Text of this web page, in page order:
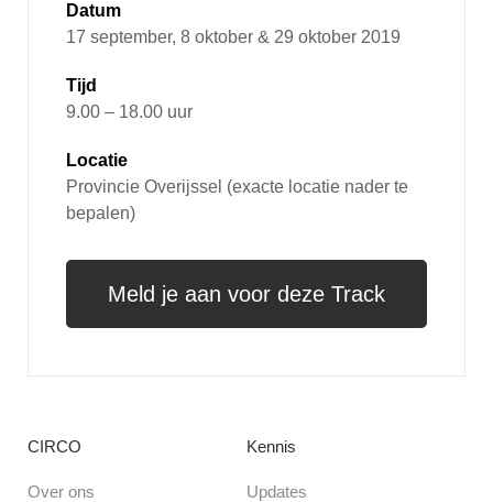
Datum
17 september, 8 oktober & 29 oktober 2019
Tijd
9.00 – 18.00 uur
Locatie
Provincie Overijssel (exacte locatie nader te
bepalen)
Meld je aan voor deze Track
CIRCO
Over ons
Kennis
Updates